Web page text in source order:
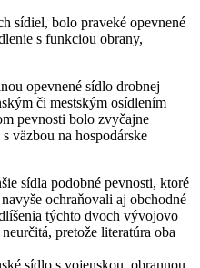
sídiel, bolo praveké opevnené
s funkciou obrany,
opevnené sídlo drobnej
či mestským osídlením
pevnosti bolo zvyčajne
väzbou na hospodárske
sídla podobné pevnosti, ktoré
ochraňovali aj obchodné
týchto dvoch vývojovo
pretože literatúra oba
sídlo s vojenskou, obrannou,